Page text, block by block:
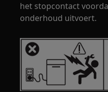
het stopcontact
onderhoud uitvoert.